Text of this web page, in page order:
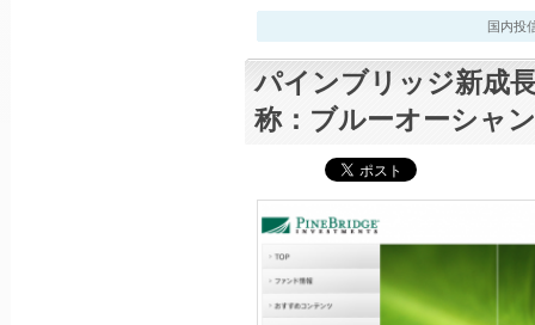
国内投
パインブリッジ新成
称：ブルーオーシャ